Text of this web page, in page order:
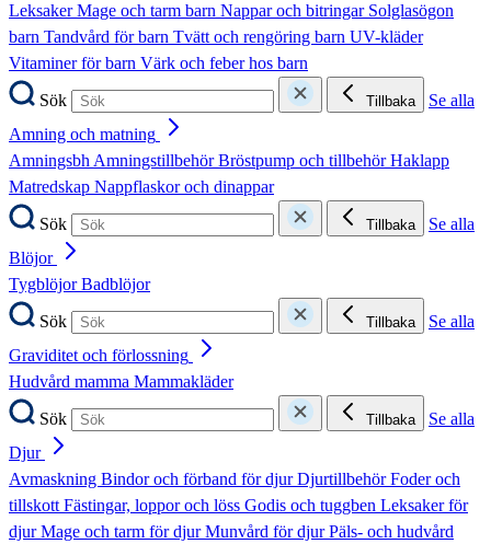
LeksakerMage och tarm barn Nappar och bitringar Solglasögon
barn Tandvård för barn Tvätt och rengöring barn UV-kläder
Vitaminer för barn Värk och feber hos barn
Sök
Tillbaka
Se alla
Amning och matning
AmningsbhAmningstillbehörBröstpump och tillbehörHaklapp
Matredskap Nappflaskor och dinappar
Sök
Tillbaka
Se alla
Blöjor
TygblöjorBadblöjor
Sök
Tillbaka
Se alla
Graviditet och förlossning
Hudvård mamma Mammakläder
Sök
Tillbaka
Se alla
Djur
Avmaskning Bindor och förband för djurDjurtillbehörFoder och
tillskottFästingar, loppor och löss Godis och tuggben Leksaker för
djurMage och tarm för djurMunvård för djurPäls- och hudvård